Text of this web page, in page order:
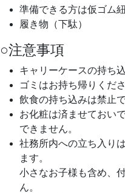
準備できる方は仮ゴム紐
履き物（下駄）
○注意事項
キャリーケースの持ち
ゴミはお持ち帰りくださ
飲食の持ち込みは禁止で
お化粧は済ませておい
できません。
社務所内への立ち入り
ます。
小さなお子様も含め、
ん。